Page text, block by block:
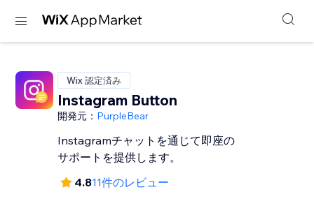
Wix 認定済み
Instagram Button
開発元： PurpleBear
Instagramチャットを通じて即座の
サポートを提供します。
4.811件のレビュー